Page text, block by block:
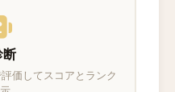
価してスコアとランク